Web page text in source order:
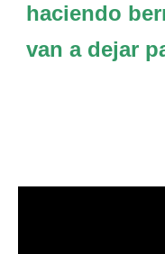
haciendo
van a dejar